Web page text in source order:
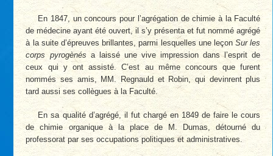
En 1847, un concours pour l’agrégation de chimie à la Faculté
de médecine ayant été ouvert, il s’y présenta et fut nommé agrégé
à la suite d’épreuves brillantes, parmi lesquelles une leçon Sur les
corps pyrogènés a laissé une vive impression dans l’esprit de
ceux qui y ont assisté. C’est au même concours que furent
nommés ses amis, MM. Regnauld et Robin, qui devinrent plus
tard aussi ses collègues à la Faculté.
En sa qualité d’agrégé, il fut chargé en 1849 de faire le cours
de chimie organique à la place de M. Dumas, détourné du
professorat par ses occupations politiques et administratives.